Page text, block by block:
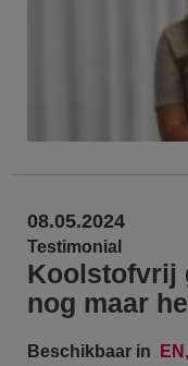
08.05.2024
Testimonial
Koolstofvrij
nog maar
Beschikbaar in EN